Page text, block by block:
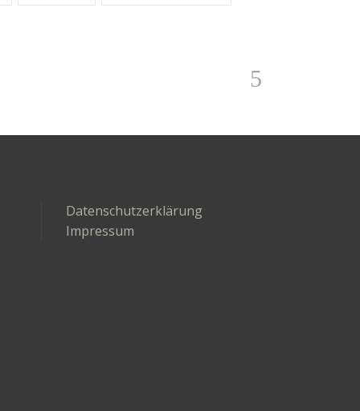
Datenschutzerklärung
Impressum